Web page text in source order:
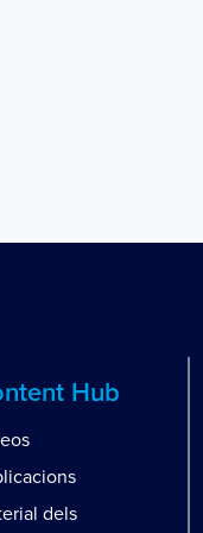
Hub
dels